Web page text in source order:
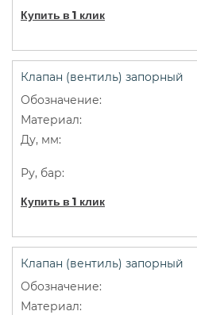
Купить в 1 клик
Клапан (вентиль) запорный
Купить в 1 клик
Клапан (вентиль) запорный